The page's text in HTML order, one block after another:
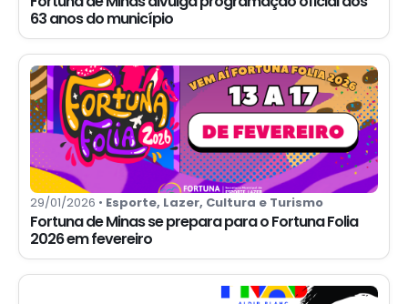
63 anos do município
29/01/2026 • Esporte, Lazer, Cultura e Turismo
Fortuna de Minas se prepara para o Fortuna Folia
2026 em fevereiro